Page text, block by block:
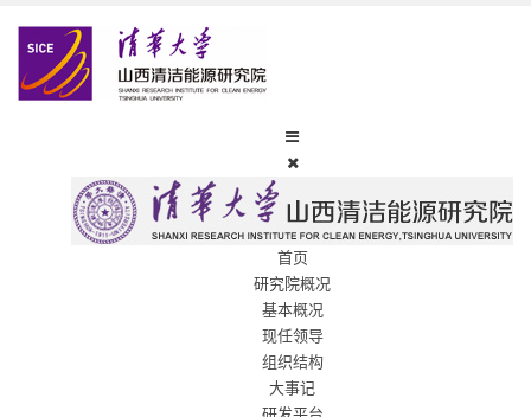
首页
研究院概况
基本概况
现任领导
组织结构
大事记